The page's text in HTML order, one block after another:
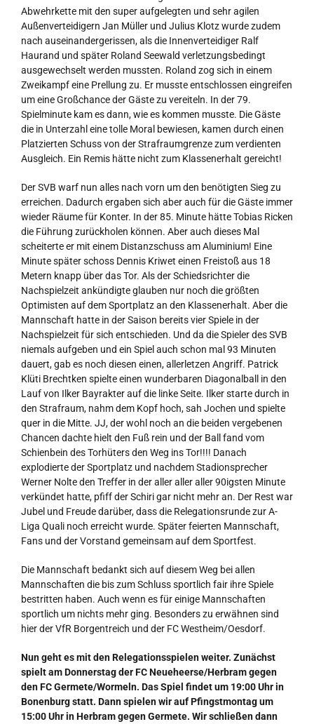
Abwehrkette mit den super aufgelegten und sehr agilen
Außenverteidigern Jan Müller und Julius Klotz wurde zudem
nach auseinandergerissen, als die Innenverteidiger Ralf
Haurand und später Roland Seewald verletzungsbedingt
ausgewechselt werden mussten. Roland zog sich in einem
Zweikampf eine Prellung zu. Er musste entschlossen eingreifen
um eine Großchance der Gäste zu vereiteln. In der 79.
Spielminute kam es dann, wie es kommen musste. Die Gäste
die in Unterzahl eine tolle Moral bewiesen, kamen durch einen
Platzierten Schuss von der Strafraumgrenze zum verdienten
Ausgleich. Ein Remis hätte nicht zum Klassenerhalt gereicht!
Der SVB warf nun alles nach vorn um den benötigten Sieg zu
erreichen. Dadurch ergaben sich aber auch für die Gäste immer
wieder Räume für Konter. In der 85. Minute hätte Tobias Ricken
die Führung zurückholen können. Aber auch dieses Mal
scheiterte er mit einem Distanzschuss am Aluminium! Eine
Minute später schoss Dennis Kriwet einen Freistoß aus 18
Metern knapp über das Tor. Als der Schiedsrichter die
Nachspielzeit ankündigte glauben nur noch die größten
Optimisten auf dem Sportplatz an den Klassenerhalt. Aber die
Mannschaft hatte in der Saison bereits vier Spiele in der
Nachspielzeit für sich entschieden. Und da die Spieler des SVB
niemals aufgeben und ein Spiel auch schon mal 93 Minuten
dauert, gab es noch diesen einen, allerletzen Angriff. Patrick
Klüti Brechtken spielte einen wunderbaren Diagonalball in den
Lauf von Ilker Bayrakter auf die linke Seite. Ilker starte durch in
den Strafraum, nahm dem Kopf hoch, sah Jochen und spielte
quer in die Mitte. JJ, der wohl noch an die beiden vergebenen
Chancen dachte hielt den Fuß rein und der Ball fand vom
Schienbein des Torhüters den Weg ins Tor!!!! Danach
explodierte der Sportplatz und nachdem Stadionsprecher
Werner Nolte den Treffer in der aller aller aller 90igsten Minute
verkündet hatte, pfiff der Schiri gar nicht mehr an. Der Rest war
Jubel und Freude darüber, dass die Relegationsrunde zur A-
Liga Quali noch erreicht wurde. Später feierten Mannschaft,
Fans und der Vorstand gemeinsam auf dem Sportfest.
Die Mannschaft bedankt sich auf diesem Weg bei allen
Mannschaften die bis zum Schluss sportlich fair ihre Spiele
bestritten haben. Auch wenn es für einige Mannschaften
sportlich um nichts mehr ging. Besonders zu erwähnen sind
hier der VfR Borgentreich und der FC Westheim/Oesdorf.
Nun geht es mit den Relegationsspielen weiter. Zunächst
spielt am Donnerstag der FC Neueheerse/Herbram gegen
den FC Germete/Wormeln. Das Spiel findet um 19:00 Uhr in
Bonenburg statt. Dann spielen wir auf Pfingstmontag um
15:00 Uhr in Herbram gegen Germete. Wir schließen dann